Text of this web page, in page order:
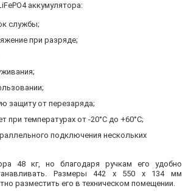
аккумулятора:
службы;
при разряде;
защиту от перезаряда;
при температурах от -20°C до +60°C;
подключения нескольких
48 кг, но благодаря ручкам его удобно
Размеры 442 x 550 x 134 мм
разместить его в техническом помещении.